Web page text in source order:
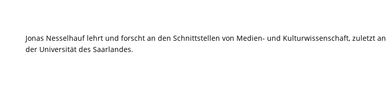
Jonas Nesselhauf lehrt und forscht an den Schnittstellen von Medien- und Kulturwissenschaft, zuletzt an
der Universität des Saarlandes.